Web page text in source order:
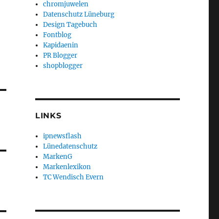
chromjuwelen
Datenschutz Lüneburg
Design Tagebuch
Fontblog
Kapidaenin
PR Blogger
shopblogger
LINKS
ipnewsflash
Lünedatenschutz
MarkenG
Markenlexikon
TC Wendisch Evern